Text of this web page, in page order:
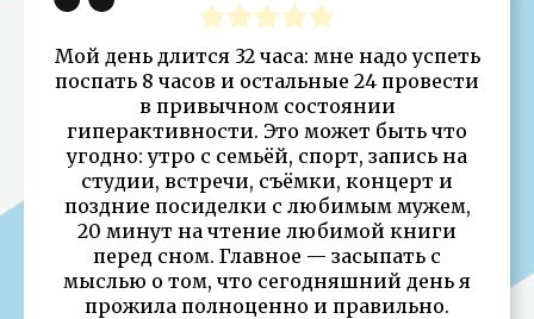
Мой день длится 32 часа: мне надо успеть
поспать 8 часов и остальные 24 провести
в привычном состоянии
гиперактивности. Это может быть что
угодно: утро с семьёй, спорт, запись на
студии, встречи, съёмки, концерт и
поздние посиделки с любимым мужем,
20 минут на чтение любимой книги
перед сном. Главное — засыпать с
мыслью о том, что сегодняшний день я
прожила полноценно и правильно.